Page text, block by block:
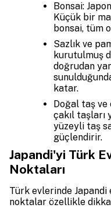
Bonsai:
Küçük bir
bonsai, tüm
Sazlık ve
kurutulmuş
doğrudan
katar.
Doğal taş ve
çakıl taşları
yüzeyli taş
güçlendirir.
Japandi'yi Türk
Noktaları
Türk evlerinde
noktalar özellikle